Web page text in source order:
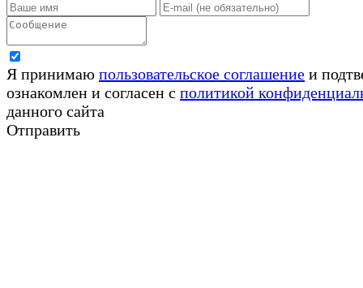
Я принимаю пользовательское соглашение и
ознакомлен и согласен с политикой
данного сайта
Отправить